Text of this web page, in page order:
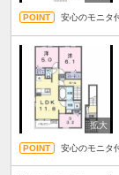
安心のモニタ
安心のモニタ